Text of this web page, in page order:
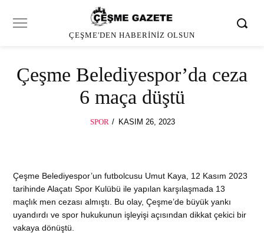
ÇEŞME'DEN HABERINIZ OLSUN
Çeşme Belediyespor’da ceza
6 maça düştü
SPOR
POSTED
KASIM 26, 2023
Çeşme Belediyespor’un futbolcusu Umut Kaya, 12 Kasım 2023
tarihinde Alaçatı Spor Kulübü ile yapılan karşılaşmada 13
maçlık men cezası almıştı. Bu olay, Çeşme’de büyük yankı
uyandırdı ve spor hukukunun işleyişi açısından dikkat çekici bir
vakaya dönüştü.